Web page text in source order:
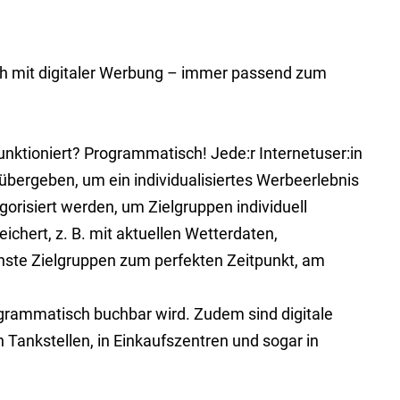
mit digitaler Werbung – immer passend zum
Programmatisch! Jede:r Internetuser:in
um ein individualisiertes Werbeerlebnis
werden, um Zielgruppen individuell
z. B. mit aktuellen Wetterdaten,
Zielgruppen zum perfekten Zeitpunkt, am
buchbar wird. Zudem sind digitale
in Einkaufszentren und sogar in